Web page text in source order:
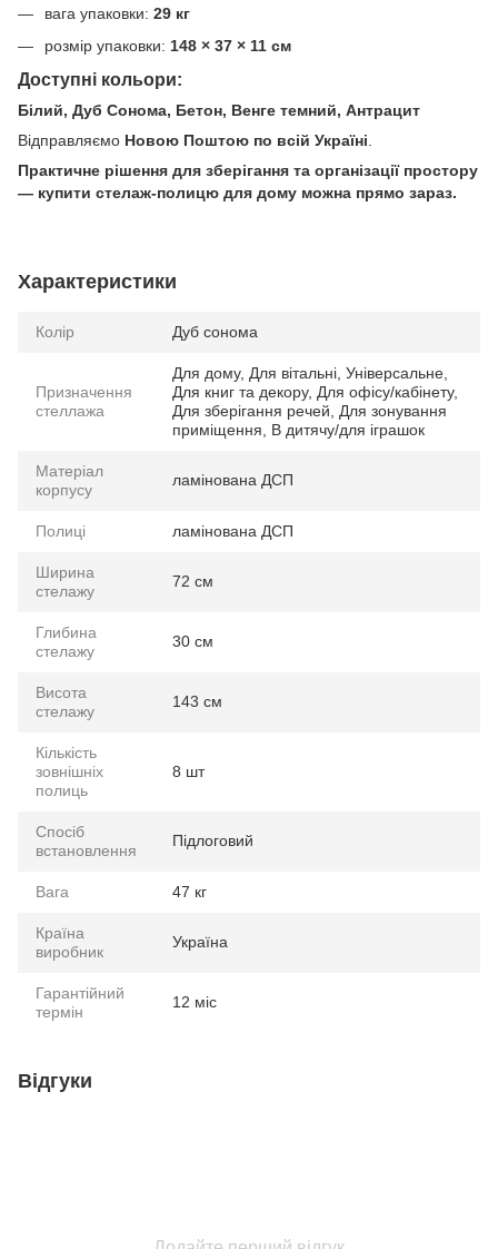
вага упаковки: 29 кг
розмір упаковки: 148 × 37 × 11 см
Доступні кольори:
Білий, Дуб Сонома, Бетон, Венге темний, Антрацит
Відправляємо Новою Поштою по всій Україні.
Практичне рішення для зберігання та організації простору
— купити стелаж-полицю для дому можна прямо зараз.
Характеристики
Колір Дуб сонома
Призначення
стеллажа
Для дому, Для вітальні, Універсальне,
Для книг та декору, Для офісу/кабінету,
Для зберігання речей, Для зонування
приміщення, В дитячу/для іграшок
Матеріал
корпусу
ламінована ДСП
Полиці ламінована ДСП
Ширина
стелажу
72 см
Глибина
стелажу
30 см
Висота
стелажу
143 см
Кількість
зовнішніх
полиць
8 шт
Спосіб
встановлення
Підлоговий
Вага 47 кг
Країна
виробник
Україна
Гарантійний
термін
12 міс
Відгуки